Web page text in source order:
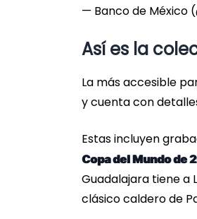
— Banco de México
Así es la
La más accesible
y cuenta con
Estas incluyen
Copa del Mundo de
Guadalajara tiene a
clásico caldero de